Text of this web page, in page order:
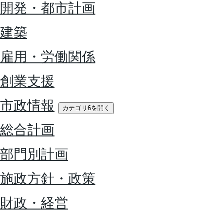
開発・都市計画
建築
雇用・労働関係
創業支援
市政情報
カテゴリ6を開く
総合計画
部門別計画
施政方針・政策
財政・経営